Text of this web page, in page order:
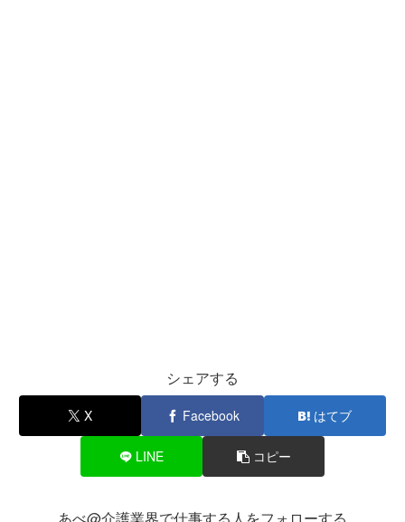
シェアする
X Facebook はてブ
LINE コピー